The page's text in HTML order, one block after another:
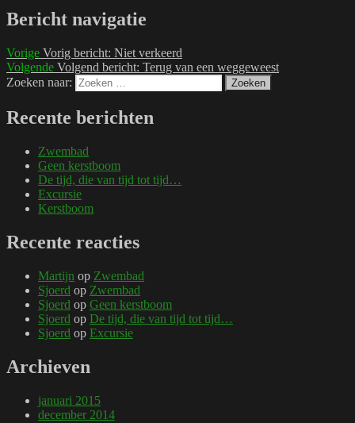
Bericht navigatie
Vorige Vorig bericht: Niet verkeerd
Volgende Volgend bericht: Terug van een weggeweest
Zoeken naar:
Zoeken
Recente berichten
Zwembad
Geen kerstboom
De tijd, die van tijd tot tijd…
Excursie
Kerstboom
Recente reacties
Martijn op Zwembad
Sjoerd op Zwembad
Sjoerd op Geen kerstboom
Sjoerd op De tijd, die van tijd tot tijd…
Sjoerd op Excursie
Archieven
januari 2015
december 2014